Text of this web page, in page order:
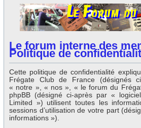
Le forum interne des
Politique de
Cette politique de confidentialité
Frégate Club de France (désignés
« notre », « nos », « le forum du
phpBB (désigné ci-après par «
Limited ») utilisent toutes les
sessions d’utilisation de votre part
informations »).